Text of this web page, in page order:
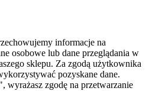
informacje na
osobowe lub dane przeglądania w
sklepu. Za zgodą użytkownika
pozyskane dane.
zgodę na przetwarzanie